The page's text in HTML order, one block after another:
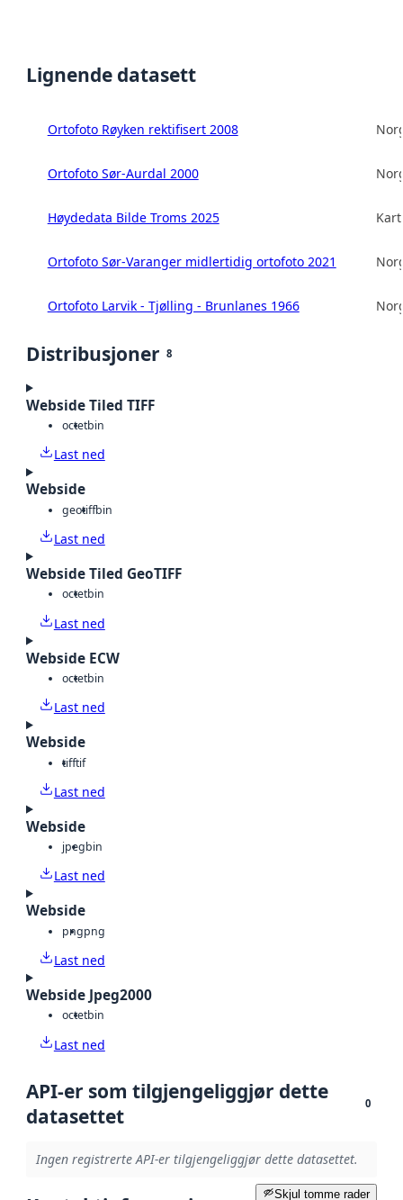
Lignende datasett
Ortofoto Røyken rektifisert 2008
Ortofoto Sør-Aurdal 2000
Høydedata Bilde Troms 2025
Ortofoto Sør-Varanger midlertidig ortofoto 2021
Ortofoto Larvik - Tjølling - Brunlanes 1966
Distribusjoner 8
Webside Tiled TIFF
octetbin
Last ned
Webside
geotiffbin
Last ned
Webside Tiled GeoTIFF
octetbin
Last ned
Webside ECW
octetbin
Last ned
Webside
tifftif
Last ned
Webside
jpegbin
Last ned
Webside
pngpng
Last ned
Webside Jpeg2000
octetbin
Last ned
API-er som tilgjengeliggjør dette
datasettet
0
Ingen registrerte API-er tilgjengeliggjør dette datasettet.
Skjul tomme rader